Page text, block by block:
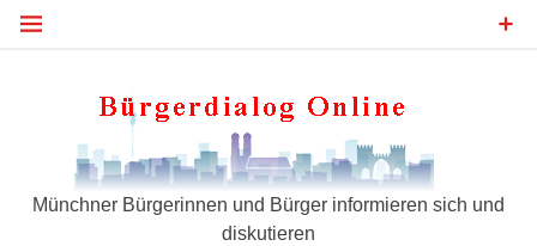
Zum
Münchner Bürgerinnen und Bürger informieren sich und
diskutieren